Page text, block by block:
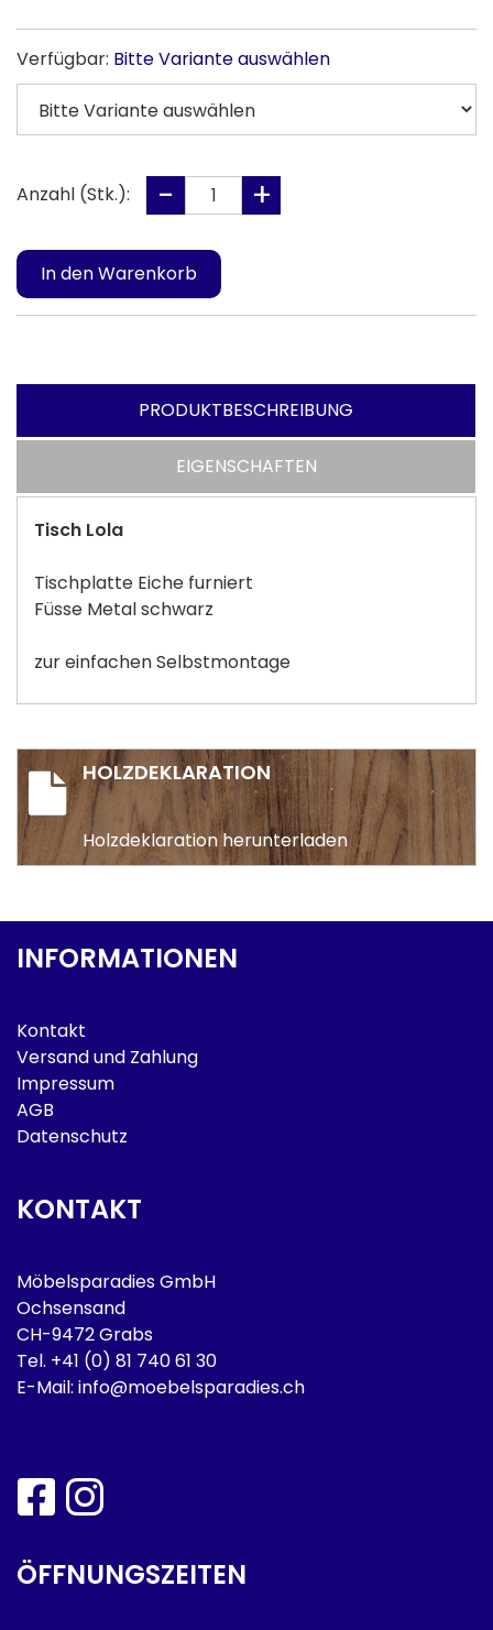
Verfügbar: Bitte Variante auswählen
Anzahl (Stk.):
PRODUKTBESCHREIBUNG
EIGENSCHAFTEN
Tisch Lola
Tischplatte Eiche furniert
Füsse Metal schwarz
zur einfachen Selbstmontage
HOLZDEKLARATION
Holzdeklaration herunterladen
INFORMATIONEN
Kontakt
Versand und Zahlung
Impressum
AGB
Datenschutz
KONTAKT
Möbelsparadies GmbH
Ochsensand
CH-9472 Grabs
Tel. +41 (0) 81 740 61 30
E-Mail: info@moebelsparadies.ch
ÖFFNUNGSZEITEN